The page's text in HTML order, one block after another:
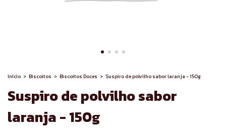
Início > Biscoitos > Biscoitos Doces > Suspiro de polvilho sabor laranja - 150g
Suspiro de polvilho sabor
laranja - 150g